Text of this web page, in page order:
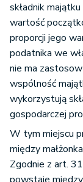
składnik
wartość
proporcji jego
podatnika we
nie ma
wspólność
wykorzystują
gospodarczej
W tym miejscu
między
Zgodnie z art.